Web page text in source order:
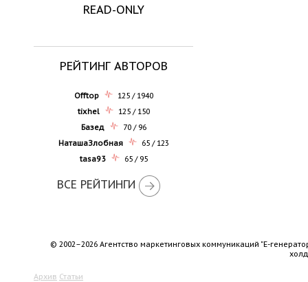
READ-ONLY
РЕЙТИНГ АВТОРОВ
Offtop
125 / 1940
tixhel
125 / 150
Базед
70 / 96
НаташаЗлобная
65 / 123
tasa93
65 / 95
ВСЕ РЕЙТИНГИ
© 2002–2026 Агентство маркетинговых коммуникаций "Е-
Архив Статьи